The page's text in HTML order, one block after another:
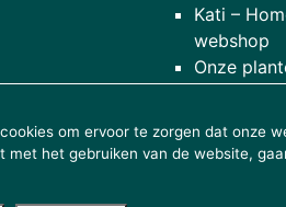
Kati –
webshop
Onze
om ervoor te zorgen dat onze
met het gebruiken van de website,